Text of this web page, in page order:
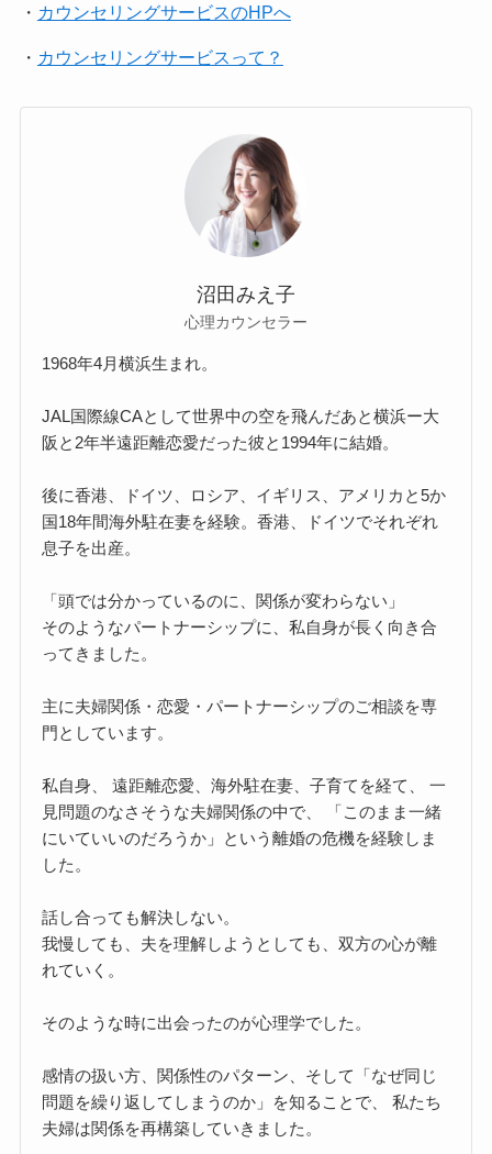
・ カウンセリングサービスのHPへ
・ カウンセリングサービスって？
沼田みえ子
心理カウンセラー
1968年4月横浜生まれ。
JAL国際線CAとして世界中の空を飛んだあと横浜ー大
阪と2年半遠距離恋愛だった彼と1994年に結婚。
後に香港、ドイツ、ロシア、イギリス、アメリカと5か
国18年間海外駐在妻を経験。香港、ドイツでそれぞれ
息子を出産。
「頭では分かっているのに、関係が変わらない」
そのようなパートナーシップに、私自身が長く向き合
ってきました。
主に夫婦関係・恋愛・パートナーシップのご相談を専
門としています。
私自身、 遠距離恋愛、海外駐在妻、子育てを経て、 一
見問題のなさそうな夫婦関係の中で、 「このまま一緒
にいていいのだろうか」という離婚の危機を経験しま
した。
話し合っても解決しない。
我慢しても、夫を理解しようとしても、双方の心が離
れていく。
そのような時に出会ったのが心理学でした。
感情の扱い方、関係性のパターン、そして「なぜ同じ
問題を繰り返してしまうのか」を知ることで、 私たち
夫婦は関係を再構築していきました。